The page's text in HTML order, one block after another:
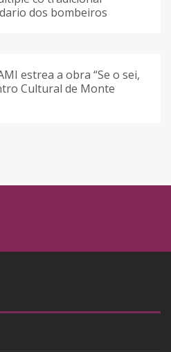
dos bombeiros
estrea a obra “Se o sei,
Cultural de Monte